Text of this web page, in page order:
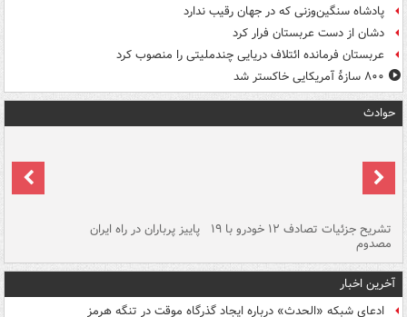
پادشاه سنگین‌وزنی که در جهان رقیب ندارد
دشان از دست عربستان فرار کرد
عربستان فرمانده ائتلاف دریایی چندملیتی را منصوب کرد
۸۰۰ سازۀ آمریکایی خاکستر شد
حوادث
تشریح جزئیات تصادف ۱۲ خودرو با ۱۹
مصدوم
پاییز پرباران در راه ایران
آخرین اخبار
ادعای شبکه «الحدث» درباره ایجاد گذرگاه موقت در تنگه هرمز